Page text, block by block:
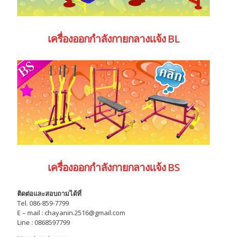
เครื่องออกกำลังกายกลางแจ้ง BL
เครื่องออกกำลังกายกลางแจ้ง BS
ติดต่อและสอบถามได้ที่
Tel. 086-859-7799
E – mail : chayanin.2516@gmail.com
Line : 0868597799